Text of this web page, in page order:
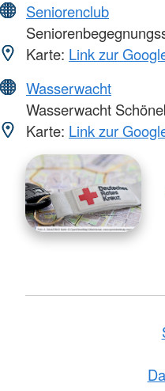
Seniorenclub
Karte: Link zur
Wasserwacht
Wasserwacht
Karte: Link zur